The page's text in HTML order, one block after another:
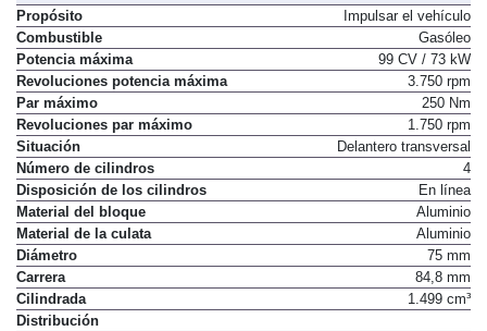
Propósito
Impulsar el vehículo
Combustible
Gasóleo
Potencia máxima
99 CV / 73 kW
Revoluciones potencia máxima
3.750 rpm
Par máximo
250 Nm
Revoluciones par máximo
1.750 rpm
Situación
Delantero transversal
Número de cilindros
4
Disposición de los cilindros
En línea
Material del bloque
Aluminio
Material de la culata
Aluminio
Diámetro
75 mm
Carrera
84,8 mm
Cilindrada
1.499 cm³
Distribución